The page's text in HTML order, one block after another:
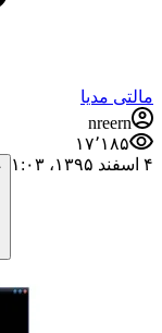
مالتی مدیا
nreern
۱۷٬۱۸۵
۴ اسفند ۱۳۹۵،‏ ۱:۰۳